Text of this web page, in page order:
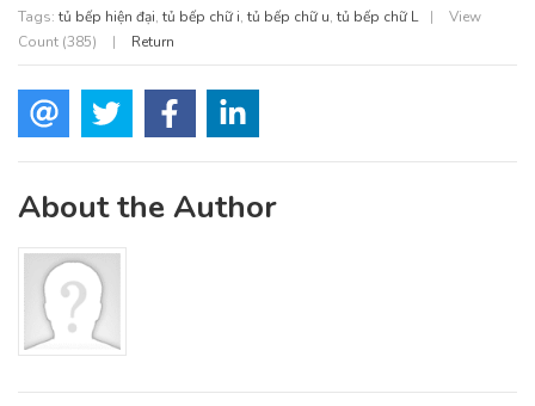
Tags: tủ bếp hiện đại, tủ bếp chữ i, tủ bếp chữ u, tủ bếp chữ L |
View
Count (385)
| Return
About the Author